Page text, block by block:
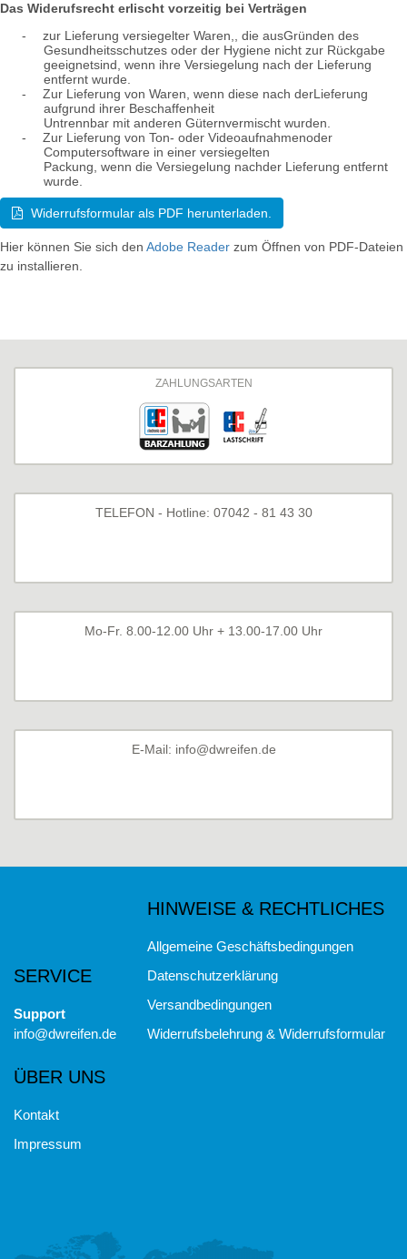
Das Widerufsrecht erlischt vorzeitig bei Verträgen
-
zur Lieferung versiegelter Waren,, die ausGründen des
Gesundheitsschutzes oder der Hygiene nicht zur Rückgabe
geeignetsind, wenn ihre Versiegelung nach der Lieferung
entfernt wurde.
-
Zur Lieferung von Waren, wenn diese nach derLieferung
aufgrund ihrer Beschaffenheit
Untrennbar mit anderen Güternvermischt wurden.
-
Zur Lieferung von Ton- oder Videoaufnahmenoder
Computersoftware in einer versiegelten
Packung, wenn die Versiegelung nachder Lieferung entfernt
wurde.
Widerrufsformular als PDF herunterladen.
Hier können Sie sich den Adobe Reader zum Öffnen von PDF-Dateien
zu installieren.
ZAHLUNGSARTEN
TELEFON - Hotline: 07042 - 81 43 30
Mo-Fr. 8.00-12.00 Uhr + 13.00-17.00 Uhr
E-Mail: info@dwreifen.de
SERVICE
Support
info@dwreifen.de
HINWEISE & RECHTLICHES
Allgemeine Geschäftsbedingungen
Datenschutzerklärung
Versandbedingungen
Widerrufsbelehrung & Widerrufsformular
ÜBER UNS
Kontakt
Impressum